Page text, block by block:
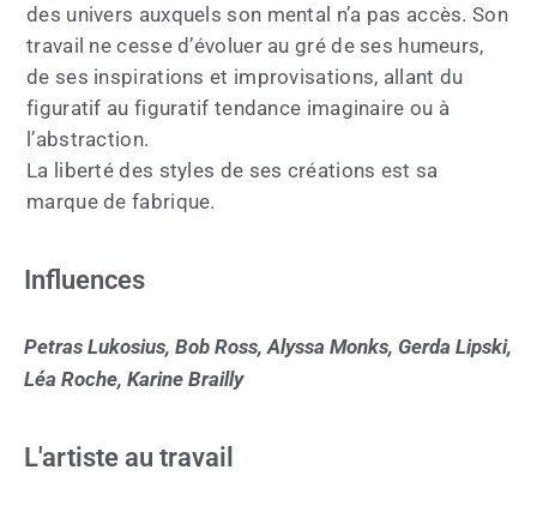
des univers auxquels son mental n’a pas accès. Son
travail ne cesse d’évoluer au gré de ses humeurs,
de ses inspirations et improvisations, allant du
figuratif au figuratif tendance imaginaire ou à
l’abstraction.
La liberté des styles de ses créations est sa
marque de fabrique.
Influences
Petras Lukosius, Bob Ross, Alyssa Monks, Gerda Lipski,
Léa Roche, Karine Brailly
L'artiste au travail